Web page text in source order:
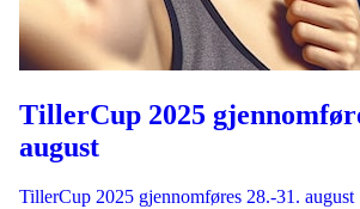
TillerCup 2025
august
TillerCup 2025 gjennomføres 28.-31. august